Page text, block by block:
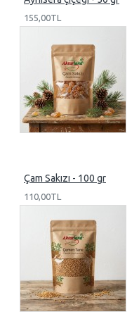
155,00TL
Çam Sakızı - 100 gr
110,00TL